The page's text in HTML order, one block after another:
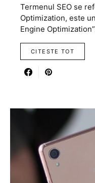
Termenul SEO se
Optimization, este
Engine
CITESTE TOT